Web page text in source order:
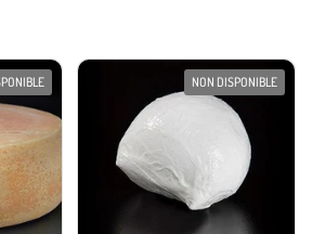
NON DISPONIBLE